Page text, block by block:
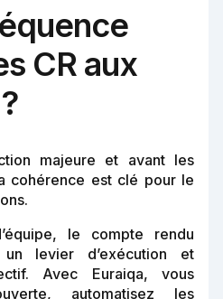
CR aux
majeure et avant les
cohérence est clé pour le
le compte rendu
levier d’exécution et
Avec Euraiqa, vous
automatisez les